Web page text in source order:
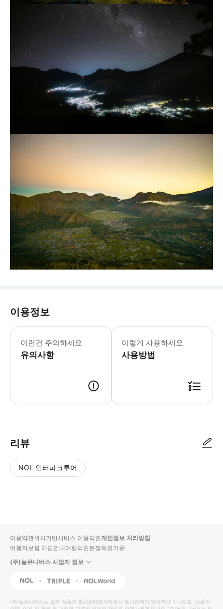
이용정보
이런건 주의하세요
유의사항
이렇게 사용하세요
사용방법
리뷰
NOL 인터파크투어
입니
다.
높
동
순
상
이용약관위치기반서비스 이용약관개인정보 처리방침
여행자보험 가입안내여행약관분쟁해결기준
(주)놀유니버스 사업자 정보
NOL Triple Interpark Global
(주)놀유니버스는 일부 상품의 통신판매중개자로서 통신판매의 당사자가 아니므로, 상품의